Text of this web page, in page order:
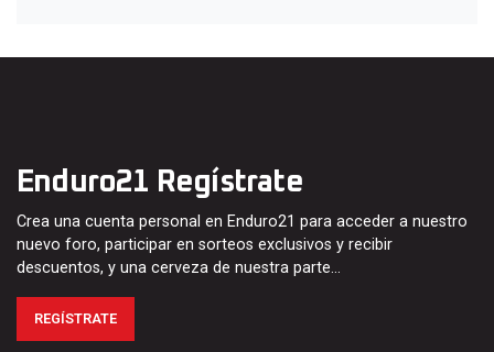
Enduro21 Regístrate
Crea una cuenta personal en Enduro21 para acceder a nuestro
nuevo foro, participar en sorteos exclusivos y recibir
descuentos, y una cerveza de nuestra parte…
REGÍSTRATE